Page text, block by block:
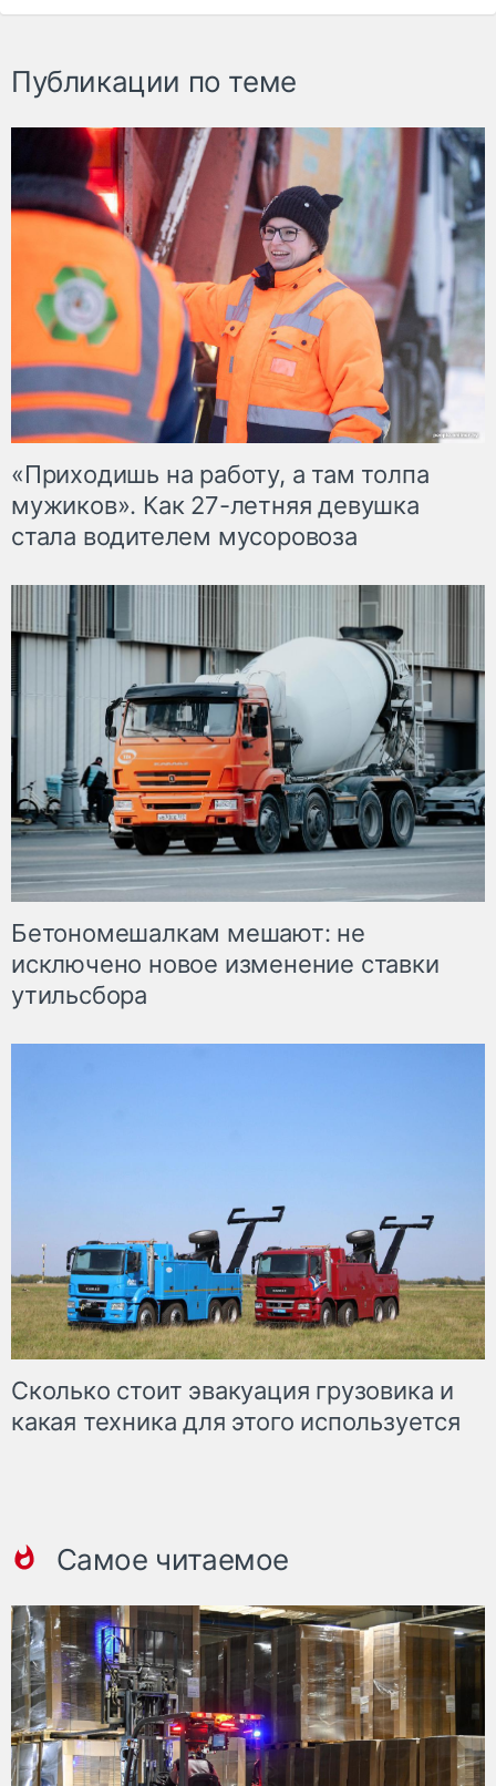
Публикации по теме
«Приходишь на работу, а там толпа
мужиков». Как 27-летняя девушка
стала водителем мусоровоза
Бетономешалкам мешают: не
исключено новое изменение ставки
утильсбора
Сколько стоит эвакуация грузовика и
какая техника для этого используется
Самое читаемое